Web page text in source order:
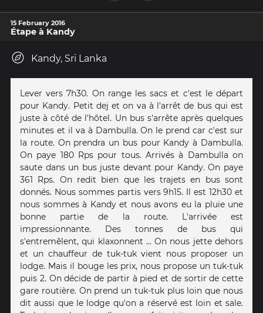
15 February 2016
Étape à Kandy
Kandy, Sri Lanka
Lever vers 7h30. On range les sacs et c'est le départ
pour Kandy. Petit dej et on va à l'arrêt de bus qui est
juste à côté de l'hôtel. Un bus s'arrête après quelques
minutes et il va à Dambulla. On le prend car c'est sur
la route. On prendra un bus pour Kandy à Dambulla.
On paye 180 Rps pour tous. Arrivés à Dambulla on
saute dans un bus juste devant pour Kandy. On paye
361 Rps. On redit bien que les trajets en bus sont
donnés. Nous sommes partis vers 9h15. Il est 12h30 et
nous sommes à Kandy et nous avons eu la pluie une
bonne partie de la route. L'arrivée est
impressionnante. Des tonnes de bus qui
s'entremêlent, qui klaxonnent … On nous jette dehors
et un chauffeur de tuk-tuk vient nous proposer un
lodge. Mais il bouge les prix, nous propose un tuk-tuk
puis 2. On décide de partir à pied et de sortir de cette
gare routière. On prend un tuk-tuk plus loin que nous
dit aussi que le lodge qu'on a réservé est loin et sale.